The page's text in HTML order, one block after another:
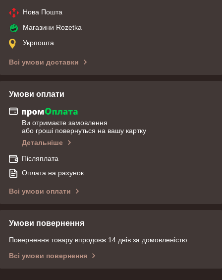
Нова Пошта
Магазини Rozetka
Укрпошта
Всі умови доставки
Умови оплати
Ви отримаєте замовлення
або гроші повернуться на вашу картку
Детальніше
Післяплата
Оплата на рахунок
Всі умови оплати
Умови повернення
Повернення товару впродовж 14 днів за домовленістю
Всі умови повернення